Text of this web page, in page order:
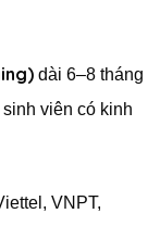
dài 6–8 tháng
viên có kinh
VNPT,